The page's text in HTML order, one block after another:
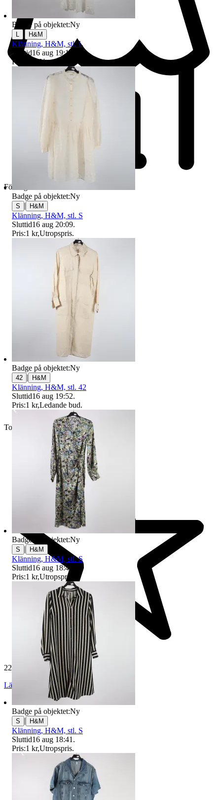
Företag
Toppsäljare
229 773 omdömen
Läs omdömen Följ
Badge på objektet:Ny
H&M
Klänning, H&M, stl. L
Sluttid16 aug 19:12
Pris:
1 kr,Utropspris
Badge på objektet:Ny
S | H&M
Klänning, H&M, stl. S
Sluttid16 aug 20:09.
Pris:1 kr,Utropspris.
Badge på objektet:Ny
42 | H&M
Klänning, H&M, stl. 42
Sluttid16 aug 19:52.
Pris:1 kr,Ledande bud.
Badge på objektet:Ny
S | H&M
Klänning, H&M, stl. S
Sluttid16 aug 18:44
Pris:1 kr,Utropspris
Badge på objektet:Ny
S | H&M
Klänning, H&M, stl. S
Sluttid16 aug 18:41 .
Pris:1 kr,Utropspris.